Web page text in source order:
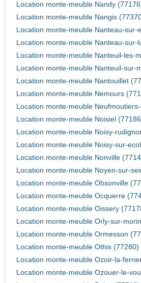
Location monte-meuble Nandy
Location monte-meuble Nangis
Location monte-meuble Nanteau-sur-
Location monte-meuble Nanteau-sur-
Location monte-meuble Nanteuil-les-
Location monte-meuble Nanteuil-sur-
Location monte-meuble Nantouillet
Location monte-meuble Nemours
Location monte-meuble
Location monte-meuble Noisiel
Location monte-meuble Noisy-
Location monte-meuble Noisy-sur-
Location monte-meuble Nonville
Location monte-meuble Noyen-sur-
Location monte-meuble Obsonville
Location monte-meuble Ocquerre
Location monte-meuble Oissery
Location monte-meuble Orly-sur-
Location monte-meuble Ormesson
Location monte-meuble Othis (77280)
Location monte-meuble Ozoir-la-
Location monte-meuble Ozouer-le-